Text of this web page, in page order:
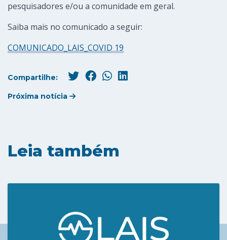
pesquisadores e/ou a comunidade em geral.
Saiba mais no comunicado a seguir:
COMUNICADO_LAIS_COVID 19
Compartilhe:
Próxima notícia
Leia também